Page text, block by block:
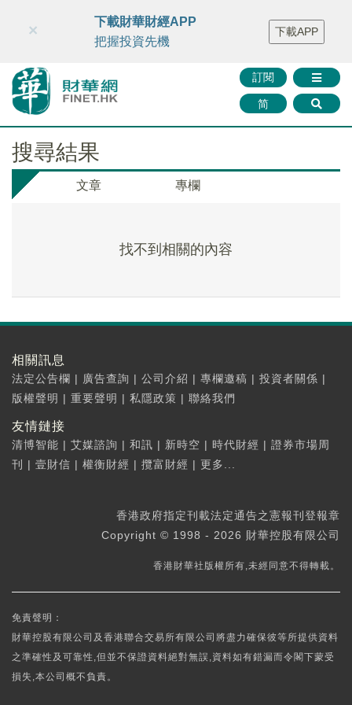
財華智庫網 FINTV FINMETA 財華證券 媒體矩陣
智庫沙龍
聯絡我們
訂閱
简
×
下載財華財經APP
把握投資先機
下載APP
搜尋結果
文章 專欄
找不到相關的內容
相關訊息
法定公告欄 | 廣告查詢 | 公司介紹 | 專欄邀稿 | 投資者關係 |
版權聲明 | 重要聲明 | 私隱政策 | 聯絡我們
友情鏈接
清博智能 | 艾媒諮詢 | 和訊 | 新時空 | 時代財經 | 證券市場周
刊
| 壹財信 | 權衡財經 | 攬富財經 | 更多...
香港政府指定刊載法定通告之憲報刊登報章
Copyright © 1998 - 2026 財華控股有限公司
香港財華社版權所有,未經同意不得轉載。
免責聲明：
財華控股有限公司及香港聯合交易所有限公司將盡力確保彼等所提供資料
之準確性及可靠性,但並不保證資料絕對無誤,資料如有錯漏而令閣下蒙受
損失,本公司概不負責。